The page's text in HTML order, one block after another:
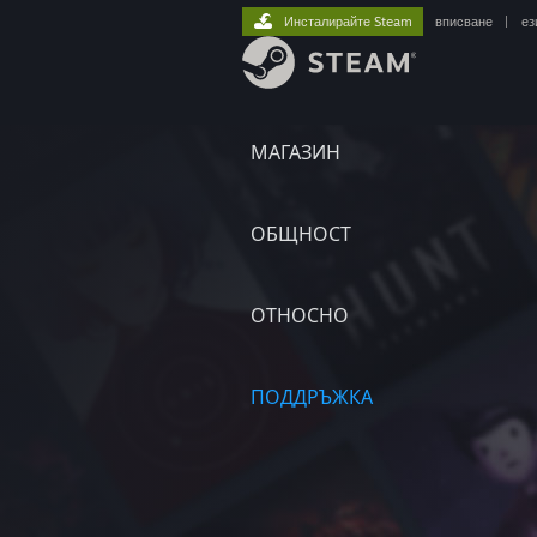
МАГАЗИН
ОБЩНОСТ
ОТНОСНО
ПОДДРЪЖКА
Инсталирайте Steam вписване